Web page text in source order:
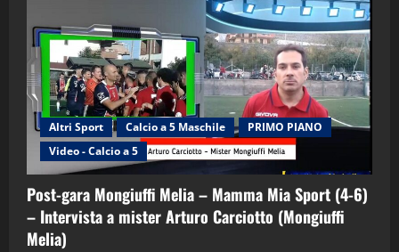
Altri Sport Calcio a 5 Maschile
PRIMO PIANO
Video - Calcio a 5
Post-gara Mongiuffi Melia – Mamma Mia Sport (4-6)
– Intervista a mister Arturo Carciotto (Mongiuffi
Melia)
"SportEmpire" in Podcast Sport News
“SportEmpire” in Podcast: 29^ Puntata